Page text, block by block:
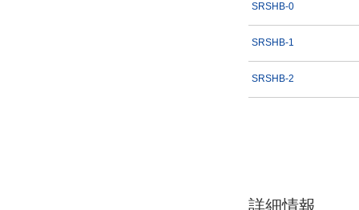
SRSHB-0
SRSHB-1
SRSHB-2
詳細情報